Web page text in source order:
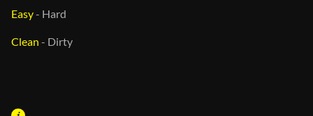
Easy- Hard
Clean - Dirty